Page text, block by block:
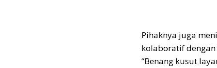
Pihaknya juga
kolaboratif
“Benang kusut